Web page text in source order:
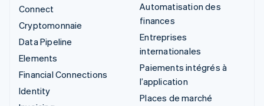
Connect
Cryptomonnaie
Data Pipeline
Elements
Financial Connections
Identity
Automatisation des
finances
Entreprises
internationales
Paiements intégrés à
l’application
Places de marché